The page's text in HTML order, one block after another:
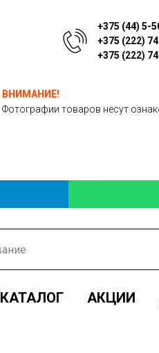
+375 (44) 5-
+375 (222)
+375 (222)
ВНИМАНИЕ!
Фотографии товаров несут
КАТАЛОГ АКЦИИ